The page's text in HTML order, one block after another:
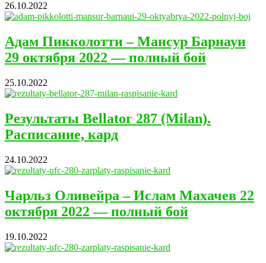
26.10.2022
Адам Пикколотти – Мансур Барнауи
29 октября 2022 — полный бой
25.10.2022
Результаты Bellator 287 (Milan).
Расписание, кард
24.10.2022
Чарльз Оливейра – Ислам Махачев 22
октября 2022 — полный бой
19.10.2022